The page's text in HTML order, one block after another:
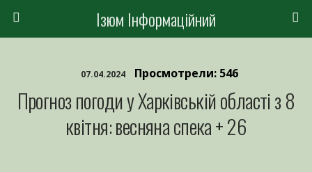
Ізюм Інформаційний
07.04.2024 Просмотрели: 546
Прогноз погоди у Харківській області з 8
квітня: весняна спека + 26